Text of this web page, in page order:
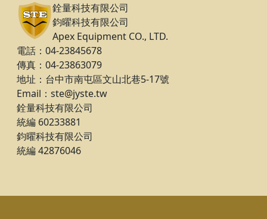
銓量科技有限公司
鈞曜科技有限公司
Apex Equipment CO., LTD.
電話：04-23845678
傳真：04-23863079
地址：台中市南屯區文山北巷5-17號
Email：ste@jyste.tw
銓量科技有限公司
統編 60233881
鈞曜科技有限公司
統編 42876046